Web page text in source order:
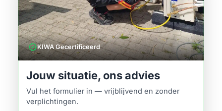
verifiedKIWA Gecertificeerd
Jouw situatie, ons advies
Vul het formulier in — vrijblijvend en zonder
verplichtingen.